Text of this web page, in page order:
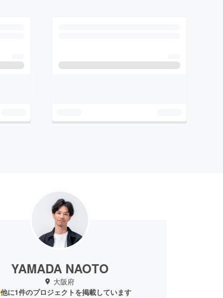
YAMADA NAOTO
大阪府
他に1件のプロジェクトを掲載しています